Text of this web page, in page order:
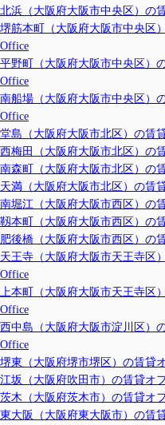
北浜（大阪府大阪市中央区）の
堺筋本町（大阪府大阪市中央区
Office
平野町（大阪府大阪市中央区）
Office
南船場（大阪府大阪市中央区）
Office
堂島（大阪府大阪市北区）の賃
西梅田（大阪府大阪市北区）の
南森町（大阪府大阪市北区）の
天満（大阪府大阪市北区）の賃
南堀江（大阪府大阪市西区）の
靱本町（大阪府大阪市西区）の
肥後橋（大阪府大阪市西区）の
天王寺（大阪府大阪市天王寺区
Office
上本町（大阪府大阪市天王寺区
Office
西中島（大阪府大阪市淀川区）
Office
堺東（大阪府堺市堺区）の賃貸
江坂（大阪府吹田市）の賃貸オ
茨木（大阪府茨木市）の賃貸オ
東大阪（大阪府東大阪市）の賃